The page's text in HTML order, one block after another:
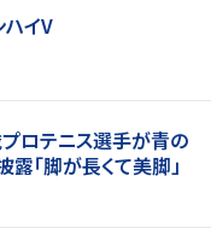
イV
ロテニス選手が青の
「脚が長くて美脚」